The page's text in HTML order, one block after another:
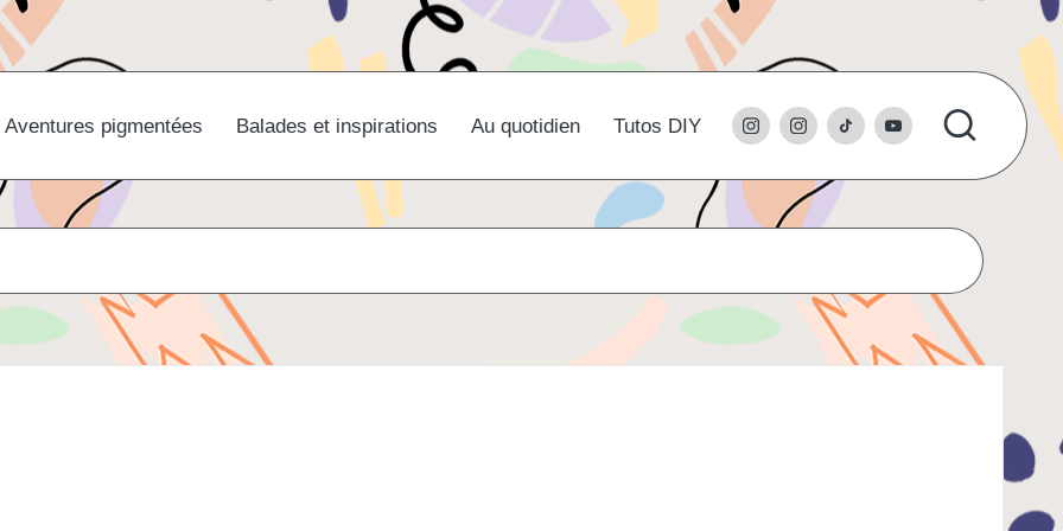
Aventures pigmentées Balades et inspirations Au quotidien Tutos DIY instagraml’instagram
studio
tiktok youtube